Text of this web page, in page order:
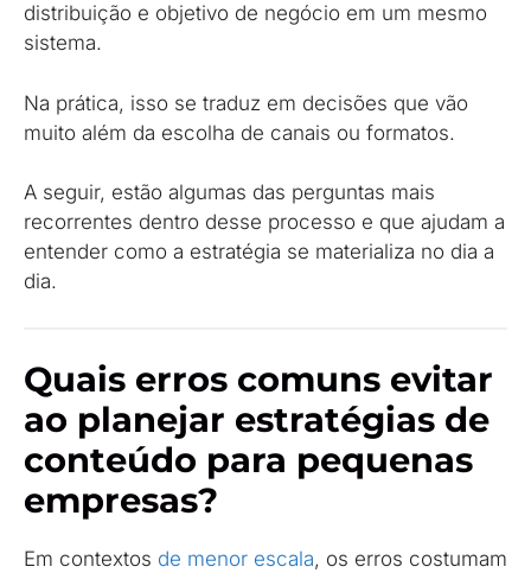
distribuição e objetivo de negócio em um mesmo
sistema.
Na prática, isso se traduz em decisões que vão
muito além da escolha de canais ou formatos.
A seguir, estão algumas das perguntas mais
recorrentes dentro desse processo e que ajudam a
entender como a estratégia se materializa no dia a
dia.
Quais erros comuns evitar
ao planejar estratégias de
conteúdo para pequenas
empresas?
Em contextos de menor escala, os erros costumam